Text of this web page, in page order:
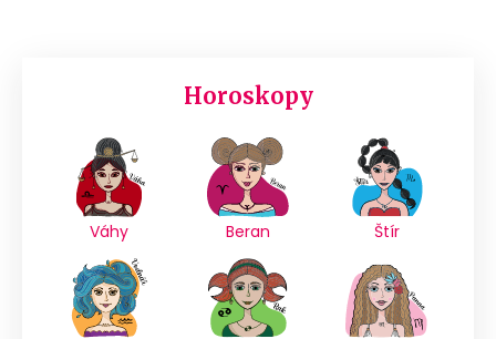
Horoskopy
Váhy Beran Štír